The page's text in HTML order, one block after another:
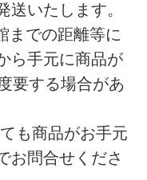
送いたします。
までの距離等に
ら手元に商品が
要する場合があ
も商品がお手元
お問合せくださ